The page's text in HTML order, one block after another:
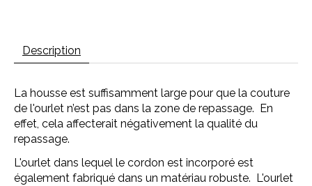
Description
La housse est suffisamment large pour que la couture
de l'ourlet n’est pas dans la zone de repassage. En
effet, cela affecterait négativement la qualité du
repassage.
L'ourlet dans lequel le cordon est incorporé est
également fabriqué dans un matériau robuste. L'ourlet